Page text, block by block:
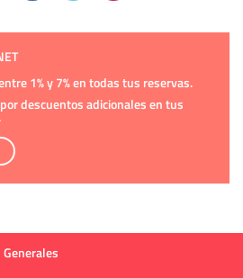
1% y 7% en todas tus reservas.
descuentos adicionales en tus